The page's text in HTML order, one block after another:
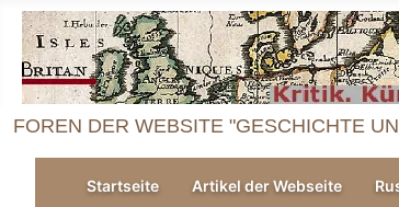
FOREN DER WEBSITE "GESCHICHTE
Startseite Artikel der Webseite